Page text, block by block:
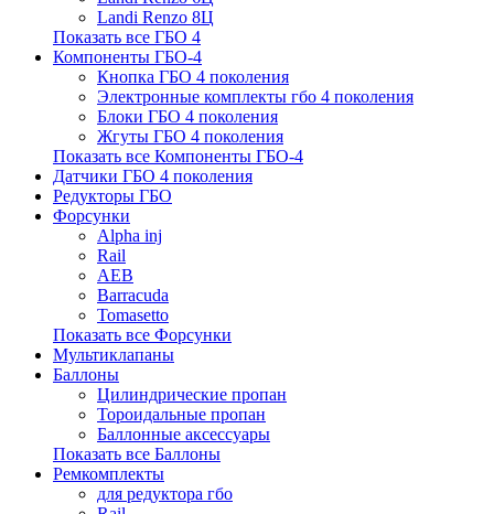
Landi Renzo 8Ц
Показать все ГБО 4
Компоненты ГБО-4
Кнопка ГБО 4 поколения
Электронные комплекты гбо 4 поколения
Блоки ГБО 4 поколения
Жгуты ГБО 4 поколения
Показать все Компоненты ГБО-4
Датчики ГБО 4 поколения
Редукторы ГБО
Форсунки
Alpha inj
Rail
AEB
Barracuda
Tomasetto
Показать все Форсунки
Мультиклапаны
Баллоны
Цилиндрические пропан
Тороидальные пропан
Баллонные аксессуары
Показать все Баллоны
Ремкомплекты
для редуктора гбо